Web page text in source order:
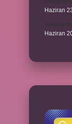
Haziran
Haziran